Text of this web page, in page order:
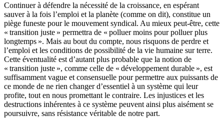
Continuer à défendre la nécessité de la croissance, en espérant
sauver à la fois l’emploi et la planète (comme on dit), constitue un
piège funeste pour le mouvement syndical. Au mieux peut-être, cette
« transition juste » permettra de « polluer moins pour polluer plus
longtemps ». Mais au bout du compte, nous risquons de perdre et
l’emploi et les conditions de possibilité de la vie humaine sur terre.
Cette éventualité est d’autant plus probable que la notion de
« transition juste », comme celle de « développement durable », est
suffisamment vague et consensuelle pour permettre aux puissants de
ce monde de ne rien changer d’essentiel à un système qui leur
profite, tout en nous promettant le contraire. Les injustices et les
destructions inhérentes à ce système peuvent ainsi plus aisément se
poursuivre, sans résistance véritable de notre part.